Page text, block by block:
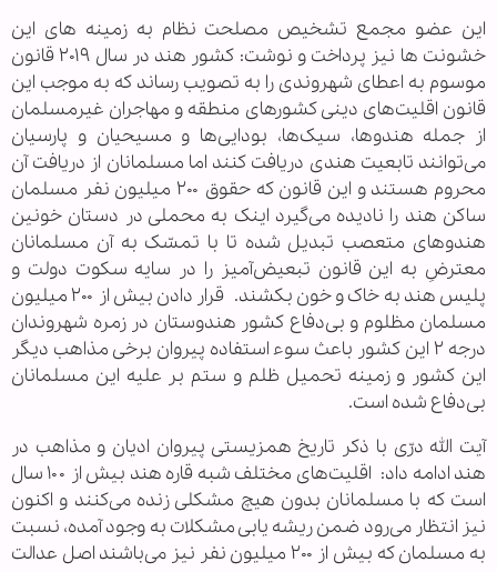
این عضو مجمع تشخیص مصلحت نظام به زمینه های این
خشونت ها نیز پرداخت و نوشت:
کشور هند در سال ۲۰۱۹ قانون
موسوم به اعطای شهروندی را به تصویب رساند که به موجب این
قانون اقلیت‌های دینی کشورهای منطقه و مهاجران غیرمسلمان
از جمله هندوها، سیک‌ها، بودایی‌ها و مسیحیان و پارسیان
می‌توانند تابعیت هندی دریافت کنند اما مسلمانان از دریافت آن
محروم هستند و این قانون که حقوق ۲۰۰ میلیون نفر مسلمان
ساکن هند را نادیده می‌گیرد اینک به محملی در دستان خونین
هندوهای متعصب تبدیل شده تا با تمسّک به آن مسلمانان
معترضِ به این قانون تبعیض‌آمیز را در سایه سکوت دولت و
پلیس هند به خاک و خون بکشند.
قرار دادن بیش از ۲۰۰ میلیون
مسلمان مظلوم و بی‌دفاع کشور هندوستان در زمره شهروندان
درجه ۲ این کشور باعث سوء استفاده پیروان برخی مذاهب دیگر
این کشور و زمینه تحمیل ظلم و ستم بر علیه این مسلمانان
بی‌دفاع شده است.
آیت الله درّی با ذکر تاریخ همزیستی پیروان ادیان و مذاهب در
هند ادامه داد:
اقلیت‌های مختلف شبه قاره هند بیش از ۱۰۰ سال
است که با مسلمانان بدون هیچ مشکلی زنده می‌کنند و اکنون
نیز انتظار می‌رود ضمن ریشه یابی مشکلات به وجود آمده، نسبت
به مسلمان که بیش از ۲۰۰ میلیون نفر نیز می‌باشند اصل عدالت